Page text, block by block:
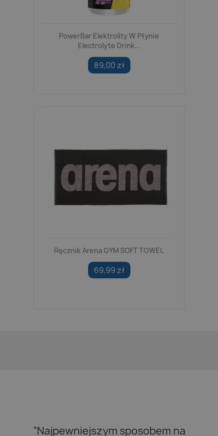
PowerBar Elektrolity W Płynie
Electrolyte Drink...
89,00 zł
Ręcznik Arena GYM SOFT TOWEL
69,99 zł
“Najpewniejszym sposobem na